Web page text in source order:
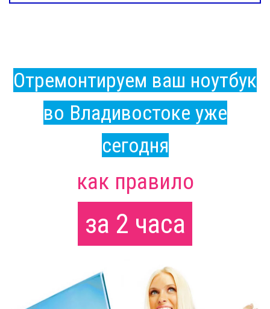
Отремонтируем ваш ноутбук
во Владивостоке уже
сегодня
как правило
за 2 часа